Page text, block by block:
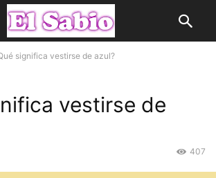
significa vestirse de azul?
vestirse de
407